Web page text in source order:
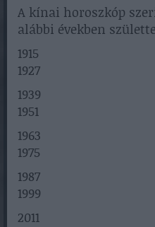
A kínai horoszkóp
alábbi években
1915
1927
1939
1951
1963
1975
1987
1999
2011